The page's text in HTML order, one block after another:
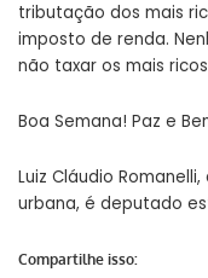
tributação dos mais
imposto de renda.
não taxar os mais
Boa Semana! Paz e
Luiz Cláudio
urbana, é deputado
Compartilhe isso: